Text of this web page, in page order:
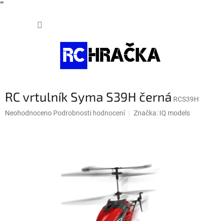
""
RC vrtulník Syma S39H černá RCS39H
Průměrné
Neohodnoceno Podrobnosti hodnocení Značka: IQ models